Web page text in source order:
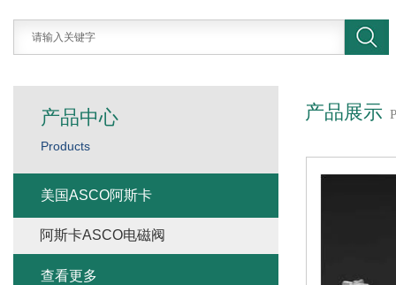
产品展示
产品中心
Products
美国ASCO阿斯卡
阿斯卡ASCO电磁阀
查看更多